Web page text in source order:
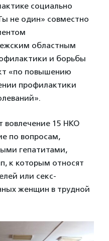
социально
не один» совместно
областным
и борьбы
«по повышению
профилактики
вовлечение 15 НКО
по вопросам,
гепатитами,
к которым относят
или секс-
женщин в трудной